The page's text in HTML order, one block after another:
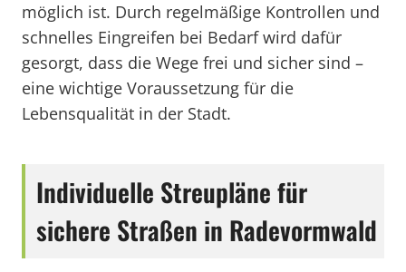
möglich ist. Durch regelmäßige Kontrollen und
schnelles Eingreifen bei Bedarf wird dafür
gesorgt, dass die Wege frei und sicher sind –
eine wichtige Voraussetzung für die
Lebensqualität in der Stadt.
Individuelle Streupläne für
sichere Straßen in Radevormwald